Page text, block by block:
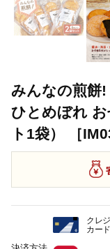
みんなの煎餅
ひとめぼれ
ト1袋） ［
クレ
カード